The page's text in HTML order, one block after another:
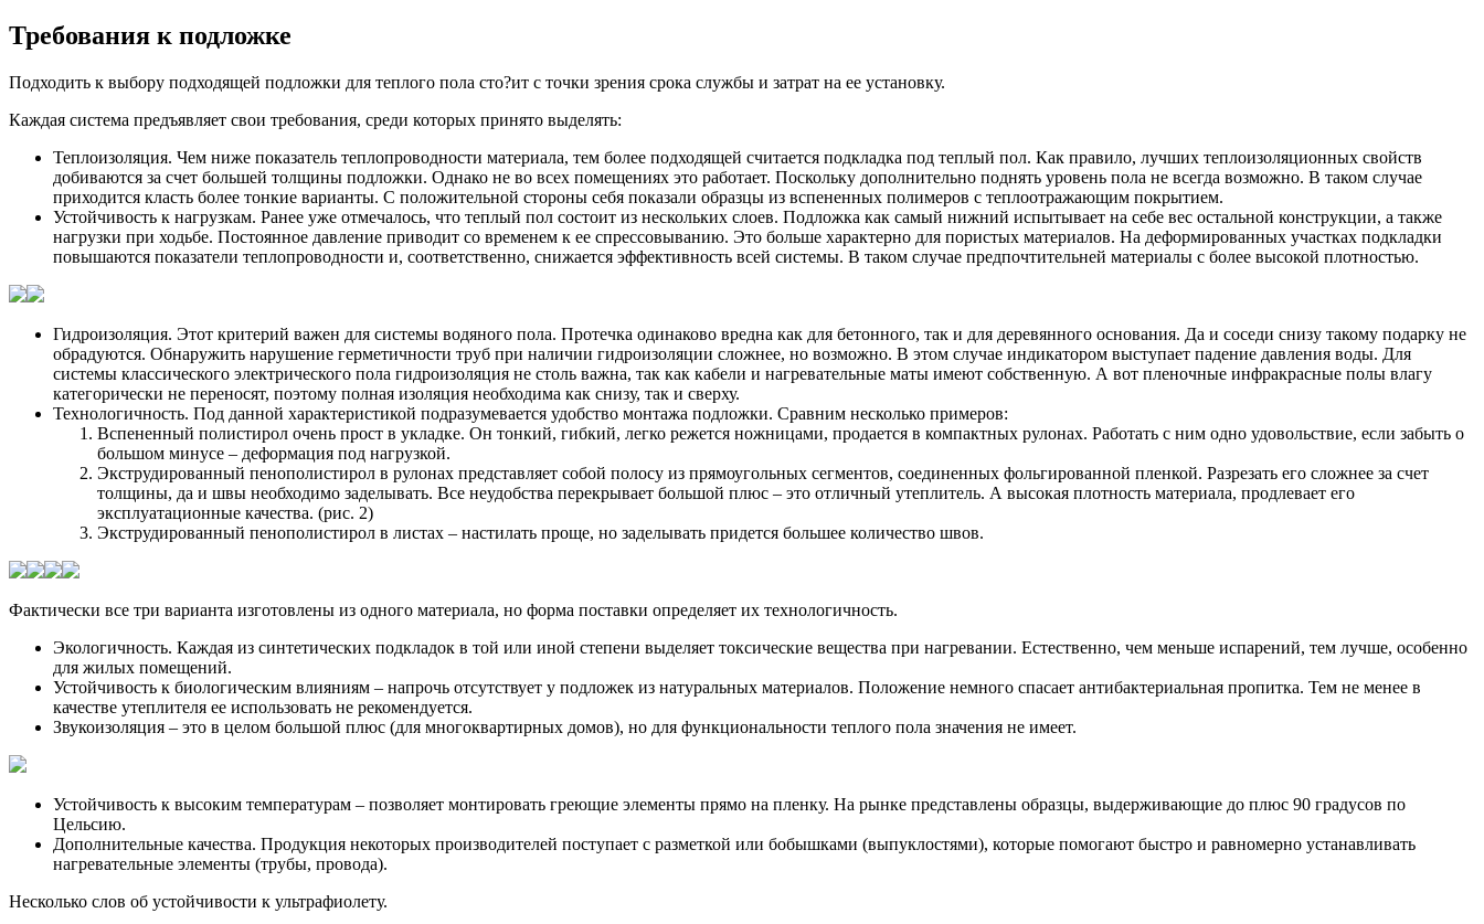
Требования к подложке
Подходить к выбору подходящей подложки для теплого пола сто?ит с точки зрения срока службы и затрат на ее установку.
Каждая система предъявляет свои требования, среди которых принято выделять:
Теплоизоляция. Чем ниже показатель теплопроводности материала, тем более подходящей считается подкладка под теплый пол. Как правило, лучших теплоизоляционных свойств
добиваются за счет большей толщины подложки. Однако не во всех помещениях это работает. Поскольку дополнительно поднять уровень пола не всегда возможно. В таком случае
приходится класть более тонкие варианты. С положительной стороны себя показали образцы из вспененных полимеров с теплоотражающим покрытием.
Устойчивость к нагрузкам. Ранее уже отмечалось, что теплый пол состоит из нескольких слоев. Подложка как самый нижний испытывает на себе вес остальной конструкции, а также
нагрузки при ходьбе. Постоянное давление приводит со временем к ее спрессовыванию. Это больше характерно для пористых материалов. На деформированных участках подкладки
повышаются показатели теплопроводности и, соответственно, снижается эффективность всей системы. В таком случае предпочтительней материалы с более высокой плотностью.
Гидроизоляция. Этот критерий важен для системы водяного пола. Протечка одинаково вредна как для бетонного, так и для деревянного основания. Да и соседи снизу такому подарку не
обрадуются. Обнаружить нарушение герметичности труб при наличии гидроизоляции сложнее, но возможно. В этом случае индикатором выступает падение давления воды. Для
системы классического электрического пола гидроизоляция не столь важна, так как кабели и нагревательные маты имеют собственную. А вот пленочные инфракрасные полы влагу
категорически не переносят, поэтому полная изоляция необходима как снизу, так и сверху.
Технологичность. Под данной характеристикой подразумевается удобство монтажа подложки. Сравним несколько примеров:
Вспененный полистирол очень прост в укладке. Он тонкий, гибкий, легко режется ножницами, продается в компактных рулонах. Работать с ним одно удовольствие, если забыть о
большом минусе – деформация под нагрузкой.
Экструдированный пенополистирол в рулонах представляет собой полосу из прямоугольных сегментов, соединенных фольгированной пленкой. Разрезать его сложнее за счет
толщины, да и швы необходимо заделывать. Все неудобства перекрывает большой плюс – это отличный утеплитель. А высокая плотность материала, продлевает его
эксплуатационные качества. (рис. 2)
Экструдированный пенополистирол в листах – настилать проще, но заделывать придется большее количество швов.
Фактически все три варианта изготовлены из одного материала, но форма поставки определяет их технологичность.
Экологичность. Каждая из синтетических подкладок в той или иной степени выделяет токсические вещества при нагревании. Естественно, чем меньше испарений, тем лучше, особенно
для жилых помещений.
Устойчивость к биологическим влияниям – напрочь отсутствует у подложек из натуральных материалов. Положение немного спасает антибактериальная пропитка. Тем не менее в
качестве утеплителя ее использовать не рекомендуется.
Звукоизоляция – это в целом большой плюс (для многоквартирных домов), но для функциональности теплого пола значения не имеет.
Устойчивость к высоким температурам – позволяет монтировать греющие элементы прямо на пленку. На рынке представлены образцы, выдерживающие до плюс 90 градусов по
Цельсию.
Дополнительные качества. Продукция некоторых производителей поступает с разметкой или бобышками (выпуклостями), которые помогают быстро и равномерно устанавливать
нагревательные элементы (трубы, провода).
Несколько слов об устойчивости к ультрафиолету.